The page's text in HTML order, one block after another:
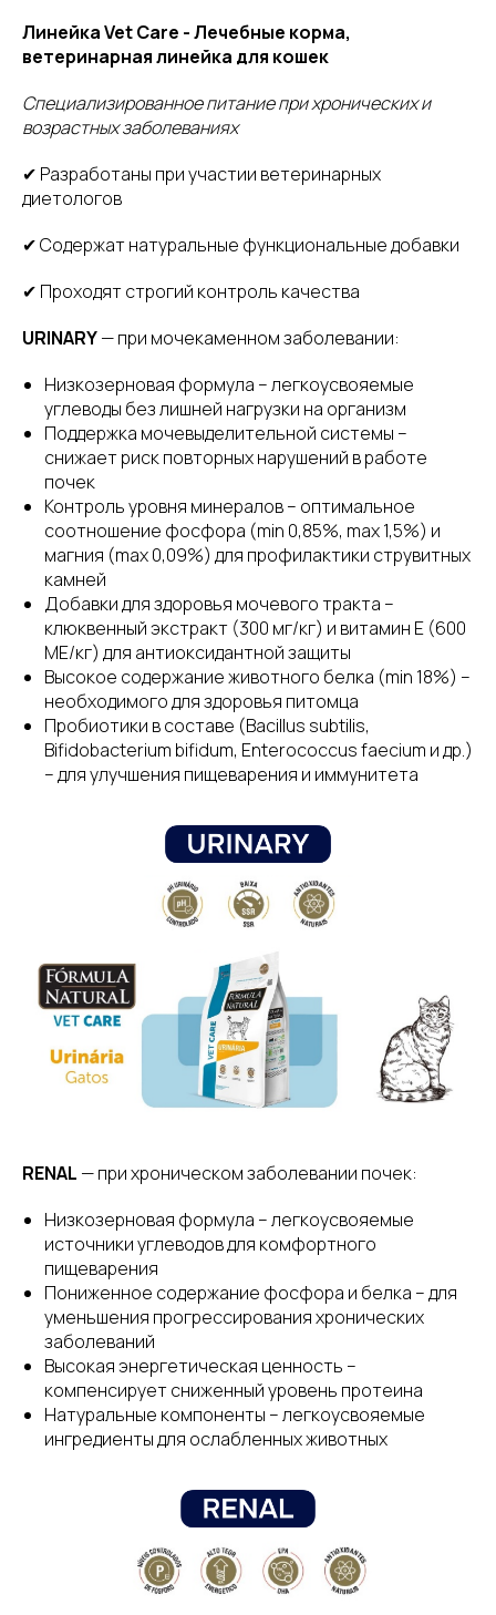
Линейка Vet Care - Лечебные корма,
ветеринарная линейка для кошек
Специализированное питание при хронических и
возрастных заболеваниях
✔ Разработаны при участии ветеринарных
диетологов
✔ Содержат натуральные функциональные добавки
✔ Проходят строгий контроль качества
URINARY— при мочекаменном заболевании:
Низкозерновая формула – легкоусвояемые
углеводы без лишней нагрузки на организм
Поддержка мочевыделительной системы –
снижает риск повторных нарушений в работе
почек
Контроль уровня минералов – оптимальное
соотношение фосфора (min 0,85%, max 1,5%) и
магния (max 0,09%) для профилактики струвитных
камней
Добавки для здоровья мочевого тракта –
клюквенный экстракт (300 мг/кг) и витамин E (600
МЕ/кг) для антиоксидантной защиты
Высокое содержание животного белка (min 18%) –
необходимого для здоровья питомца
Пробиотики в составе (Bacillus subtilis,
Bifidobacterium bifidum, Enterococcus faecium и др.)
– для улучшения пищеварения и иммунитета
RENAL — при хроническом заболевании почек:
Низкозерновая формула – легкоусвояемые
источники углеводов для комфортного
пищеварения
Пониженное содержание фосфора и белка – для
уменьшения прогрессирования хронических
заболеваний
Высокая энергетическая ценность –
компенсирует сниженный уровень протеина
Натуральные компоненты – легкоусвояемые
ингредиенты для ослабленных животных